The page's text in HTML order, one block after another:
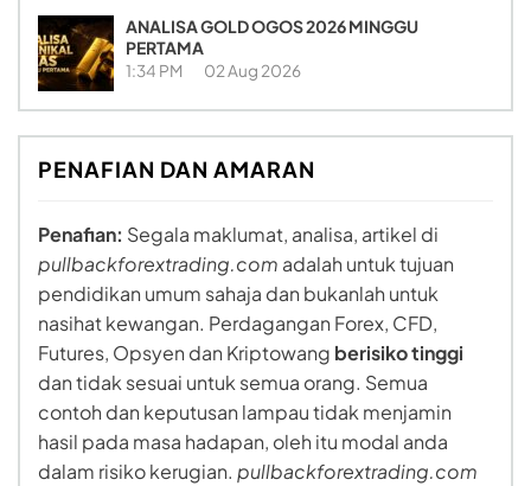
ANALISA GOLD OGOS 2026 MINGGU
PERTAMA
1:34 PM 02 Aug 2026
PENAFIAN DAN AMARAN
Penafian: Segala maklumat, analisa, artikel di
pullbackforextrading.com adalah untuk tujuan
pendidikan umum sahaja dan bukanlah untuk
nasihat kewangan. Perdagangan Forex, CFD,
Futures, Opsyen dan Kriptowang berisiko tinggi
dan tidak sesuai untuk semua orang. Semua
contoh dan keputusan lampau tidak menjamin
hasil pada masa hadapan, oleh itu modal anda
dalam risiko kerugian. pullbackforextrading.com